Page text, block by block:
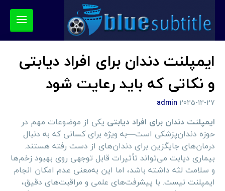
ایمپلنت دندان برای افراد دیابتی
و نکاتی که باید رعایت شود
admin 2025-12-27
ایمپلنت دندان برای افراد دیابتی یکی از موضوعات مهم در
حوزه دندان‌پزشکی است—به ویژه برای کسانی که به دنبال
درمان‌های جایگزین برای دندان‌های از دست رفته هستند.
بیماری دیابت می‌تواند تأثیرات قابل توجهی روی بهبود زخم‌ها
و سلامت لثه داشته باشد، اما این به‌معنی عدم امکان انجام
ایمپلنت نیست. با پیشرفت‌های علمی و مراقبت‌های دقیق،